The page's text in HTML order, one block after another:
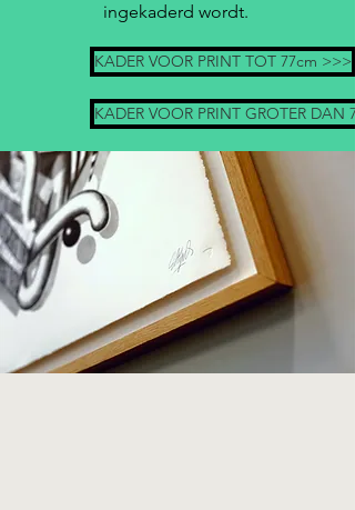
ingekaderd wordt.
KADER VOOR PRINT TOT 77cm >>>
KADER VOOR PRINT GROTER DAN